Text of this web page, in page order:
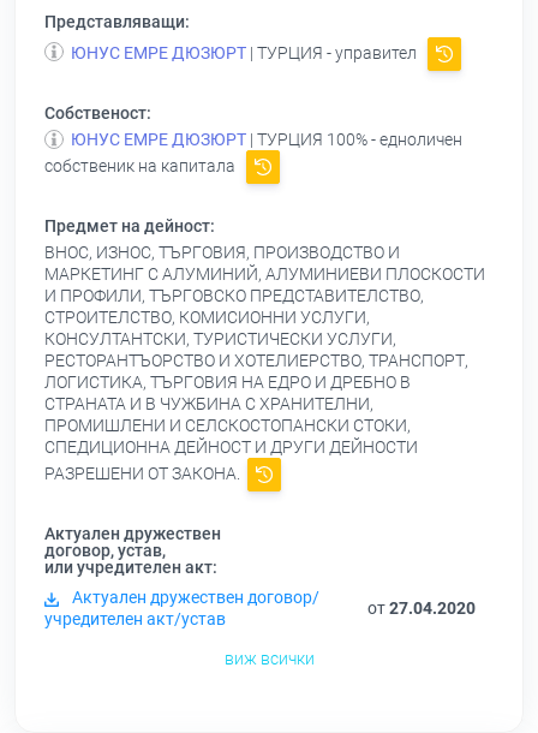
Представляващи:
ЮНУС ЕМРЕ ДЮЗЮРТ | ТУРЦИЯ - управител
Собственост:
ЮНУС ЕМРЕ ДЮЗЮРТ | ТУРЦИЯ 100% - едноличен
собственик на капитала
Предмет на дейност:
ВНОС, ИЗНОС, ТЪРГОВИЯ, ПРОИЗВОДСТВО И
МАРКЕТИНГ С АЛУМИНИЙ, АЛУМИНИЕВИ ПЛОСКОСТИ
И ПРОФИЛИ, ТЪРГОВСКО ПРЕДСТАВИТЕЛСТВО,
СТРОИТЕЛСТВО, КОМИСИОННИ УСЛУГИ,
КОНСУЛТАНТСКИ, ТУРИСТИЧЕСКИ УСЛУГИ,
РЕСТОРАНТЪОРСТВО И ХОТЕЛИЕРСТВО, ТРАНСПОРТ,
ЛОГИСТИКА, ТЪРГОВИЯ НА ЕДРО И ДРЕБНО В
СТРАНАТА И В ЧУЖБИНА С ХРАНИТЕЛНИ,
ПРОМИШЛЕНИ И СЕЛСКОСТОПАНСКИ СТОКИ,
СПЕДИЦИОННА ДЕЙНОСТ И ДРУГИ ДЕЙНОСТИ
РАЗРЕШЕНИ ОТ ЗАКОНА.
Актуален дружествен
договор, устав,
или учредителен акт:
Актуален дружествен договор/
учредителен акт/устав
от27.04.2020
виж всички